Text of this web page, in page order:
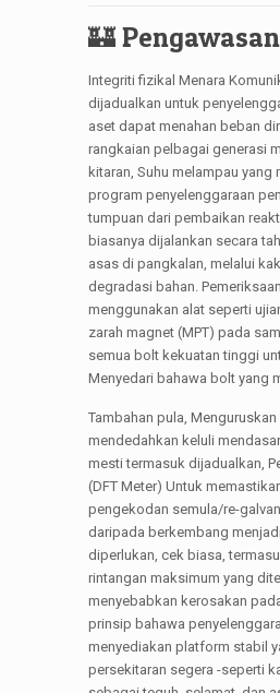
🏰
Integriti fizikal Menara
dijadualkan untuk
aset dapat menahan beban
rangkaian pelbagai generasi
kitaran, Suhu melampau
program penyelenggaraan
tumpuan dari pembaikan
biasanya dijalankan secara
asas di pangkalan, melalui
degradasi bahan.
menggunakan alat seperti
zarah magnet (MPT) pada
semua bolt kekuatan tinggi
Menyedari bahawa bolt yang
Tambahan pula,
mendedahkan keluli
mesti termasuk dijadualkan,
(DFT Meter) Untuk
pengekodan semula/re-
daripada berkembang
diperlukan, cek biasa,
rintangan maksimum yang
menyebabkan kerosakan
prinsip bahawa
menyediakan platform stabil
persekitaran segera -seperti